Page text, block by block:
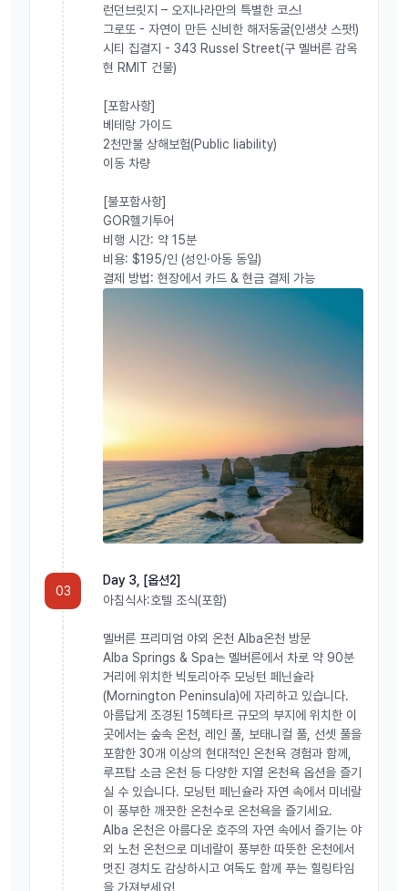
런던브릿지 – 오지나라만의 특별한 코스!
그로또 - 자연이 만든 신비한 해저동굴(인생샷 스팟!)
시티 집결지 - 343 Russel Street(구 멜버른 감옥
현 RMIT 건물)
[포함사항]
베테랑 가이드
2천만불 상해보험(Public liability)
이동 차량
[불포함사항]
GOR헬기투어
비행 시간: 약 15분
비용: $195/인 (성인·아동 동일)
결제 방법: 현장에서 카드 & 현금 결제 가능
03
Day 3, [옵션2]
아침식사:호텔 조식(포함)
멜버른 프리미엄 야외 온천 Alba온천 방문
Alba Springs & Spa는 멜버른에서 차로 약 90분
거리에 위치한 빅토리아주 모닝턴 페닌슐라
(Mornington Peninsula)에 자리하고 있습니다.
아름답게 조경된 15헥타르 규모의 부지에 위치한 이
곳에서는 숲속 온천, 레인 풀, 보태니컬 풀, 선셋 풀을
포함한 30개 이상의 현대적인 온천욕 경험과 함께,
루프탑 소금 온천 등 다양한 지열 온천욕 옵션을 즐기
실 수 있습니다. 모닝턴 페닌슐라 자연 속에서 미네랄
이 풍부한 깨끗한 온천수로 온천욕을 즐기세요.
Alba 온천은 아름다운 호주의 자연 속에서 즐기는 야
외 노천 온천으로 미네랄이 풍부한 따뜻한 온천에서
멋진 경치도 감상하시고 여독도 함께 푸는 힐링타임
을 가져보세요!